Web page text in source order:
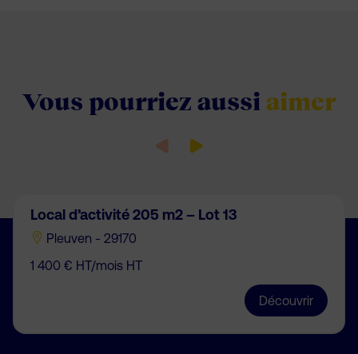
Vous pourriez aussi aimer
Local d’activité 205 m2 – Lot 13
Pleuven - 29170
1 400 € HT/mois HT
Découvrir